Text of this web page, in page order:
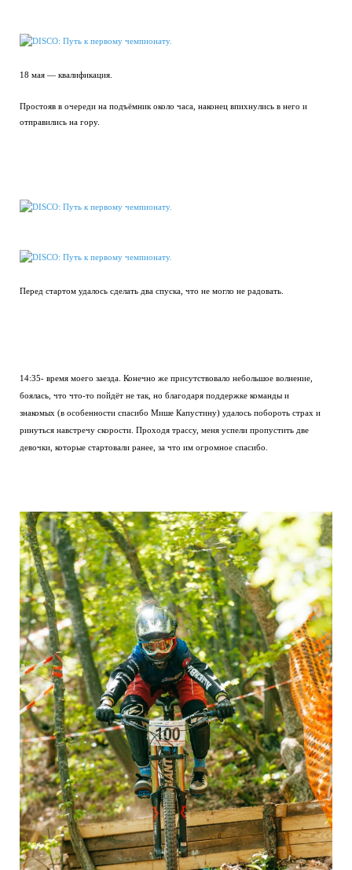
18 мая — квалификация.
Простояв в очереди на подъёмник около часа, наконец впихнулись в него и
отправились на гору.
Перед стартом удалось сделать два спуска, что не могло не радовать.
14:35- время моего заезда. Конечно же присутствовало небольшое волнение,
боялась, что что-то пойдёт не так, но благодаря поддержке команды и
знакомых (в особенности спасибо Мише Капустину) удалось побороть страх и
ринуться навстречу скорости. Проходя трассу, меня успели пропустить две
девочки, которые стартовали ранее, за что им огромное спасибо.